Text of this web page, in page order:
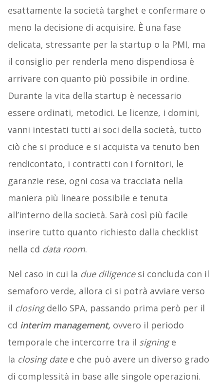
esattamente la società targhet e confermare o
meno la decisione di acquisire. È una fase
delicata, stressante per la startup o la PMI, ma
il consiglio per renderla meno dispendiosa è
arrivare con quanto più possibile in ordine.
Durante la vita della startup è necessario
essere ordinati, metodici. Le licenze, i domini,
vanni intestati tutti ai soci della società, tutto
ciò che si produce e si acquista va tenuto ben
rendicontato, i contratti con i fornitori, le
garanzie rese, ogni cosa va tracciata nella
maniera più lineare possibile e tenuta
all’interno della società. Sarà così più facile
inserire tutto quanto richiesto dalla checklist
nella cd data room.
Nel caso in cui la due diligencesi concluda con il
semaforo verde, allora ci si potrà avviare verso
il closingdello SPA, passando prima però per il
cd interim management, ovvero il periodo
temporale che intercorre tra il signinge
la closing datee che può avere un diverso grado
di complessità in base alle singole operazioni.